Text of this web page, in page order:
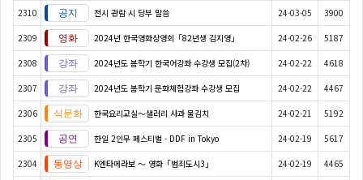
2310 전시 관람 시 당부 말씀 24-03-05 3900
2309 2024년 한국영화상영회「82년생 김지영」 24-02-26 5187
2308 2024년도 봄학기 한국어강좌 수강생 모집(2차) 24-02-22 4618
2307 2024년도 봄학기 문화체험강좌 수강생 모집 24-02-22 4467
2306 한국요리교실〜샐러리 사과 물김치 24-02-21 5192
2305 한일 2인무 페스티벌 - DDF in Tokyo 24-02-19 5617
2304 K엔타메라보 ～ 영화「범죄도시3」 24-02-19 4465